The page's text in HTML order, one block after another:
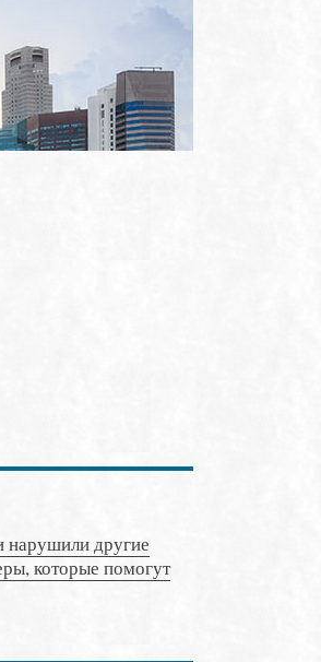
нарушили другие
которые помогут